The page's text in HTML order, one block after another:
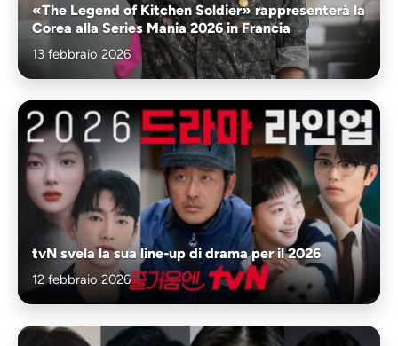
«The Legend of Kitchen Soldier» rappresenterà la
Corea alla Series Mania 2026 in Francia
13 febbraio 2026
tvN svela la sua line-up di drama per il 2026
12 febbraio 2026